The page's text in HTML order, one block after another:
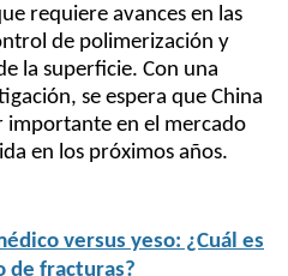
requiere avances en las
de polimerización y
la superficie. Con una
se espera que China
importante en el mercado
en los próximos años.
versus yeso: ¿Cuál es
de fracturas?